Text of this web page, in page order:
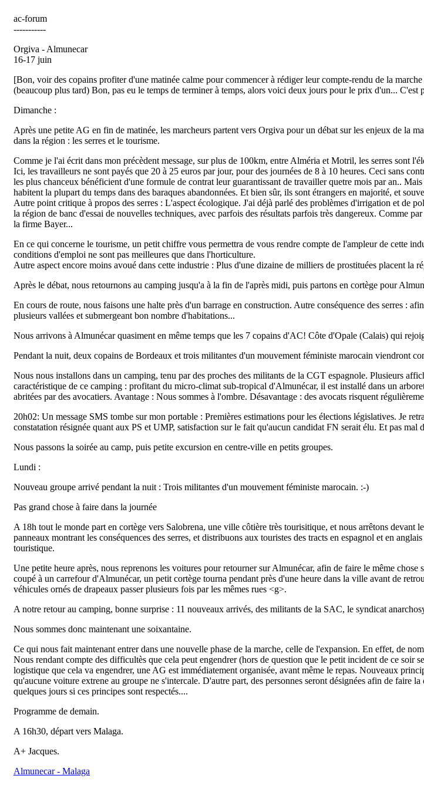
ac-forum
-----------
Orgiva - Almunecar
16-17 juin
[Bon, voir des copains profiter d'une matinée calme pour commencer à rédiger leur compte-rendu de la
(beaucoup plus tard) Bon, pas eu le temps de terminer à temps, alors voici deux jours pour le prix d'un...
Dimanche :
Après une petite AG en fin de matinée, les marcheurs partent vers Orgiva pour un débat sur les enjeux de la
dans la région : les serres et le tourisme.
Comme je l'ai écrit dans mon précèdent message, sur plus de 100km, entre Alméria et Motril, les serres sont
Ici, les travailleurs ne sont payés que 20 à 25 euros par jour, pour des journées de 8 à 10 heures. Ceci sans
les plus chanceux bénéficient d'une formule de contrat leur guarantissant de travailler quetre mois par an..
habitent la plupart du temps dans des baraques abandonnées. Et bien sûr, ils sont étrangers en majorité, et
Autre point critique à propos des serres : L'aspect écologique. J'ai déjà parlé des problèmes d'irrigation et de
la région de banc d'essai de nouvelles techniques, avec parfois des résultats parfois très dangereux. Comme
la firme Bayer...
En ce qui concerne le tourisme, un petit chiffre vous permettra de vous rendre compte de l'ampleur de cette
conditions d'emploi ne sont pas meilleures que dans l'horticulture.
Autre aspect encore moins avoué dans cette industrie : Plus d'une dizaine de milliers de prostituées placent la
Après le débat, nous retournons au camping jusqu'a à la fin de l'après midi, puis partons en cortège pour
En cours de route, nous faisons une halte près d'un barrage en construction. Autre conséquence des serres :
plusieurs vallées et submergeant bon nombre d'habitations...
Nous arrivons à Almunécar quasiment en même temps que les 7 copains d'AC! Côte d'Opale (Calais) qui
Pendant la nuit, deux copains de Bordeaux et trois militantes d'un mouvement féministe marocain viendront
Nous nous installons dans un camping, tenu par des proches des militants de la CGT espagnole. Plusieurs
caractéristique de ce camping : profitant du micro-climat sub-tropical d'Almunécar, il est installé dans un
abritées par des avocatiers. Avantage : Nous sommes à l'ombre. Désavantage : des avocats risquent
20h02: Un message SMS tombe sur mon portable : Premières estimations pour les élections législatives. Je
constatation résignée quant aux PS et UMP, satisfaction sur le fait qu'aucun candidat FN serait élu. Et pas mal
Nous passons la soirée au camp, puis petite excursion en centre-ville en petits groupes.
Lundi :
Nouveau groupe arrivé pendant la nuit : Trois militantes d'un mouvement féministe marocain. :-)
Pas grand chose à faire dans la journée
A 18h tout le monde part en cortège vers Salobrena, une ville côtière très tourisitique, et nous arrêtons devant
panneaux montrant les conséquences des serres, et distribuons aux touristes des tracts en espagnol et en
touristique.
Une petite heure après, nous reprenons les voitures pour retourner sur Almunécar, afin de faire le même
coupé à un carrefour d'Almunécar, un petit cortège tourna pendant près d'une heure dans la ville avant de
véhicules ornés de drapeaux passer plusieurs fois par les mêmes rues <g>.
A notre retour au camping, bonne surprise : 11 nouveaux arrivés, des militants de la SAC, le syndicat
Nous sommes donc maintenant une soixantaine.
Ce qui nous fait maintenant entrer dans une nouvelle phase de la marche, celle de l'expansion. En effet, de
Nous rendant compte des difficultès que cela peut engendrer (hors de question que le petit incident de ce soir
logistique que cela va engendrer, une AG est immédiatement organisée, avant même le repas. Nouveaux
qu'aucune voiture extrene au groupe ne s'intercale. D'autre part, des personnes seront désignées afin de faire
quelques jours si ces principes sont respectés....
Programme de demain.
A 16h30, départ vers Malaga.
A+ Jacques.
Almunecar - Malaga